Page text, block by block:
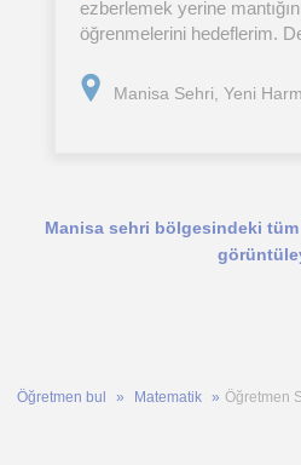
ezberlemek yerine
öğrenmelerini hedeflerim.
yöntemleri ve örneklerle
Manisa Sehri, Yeni
Manisa sehri bölgesindeki
Öğretmen bul Matematik Öğretmen